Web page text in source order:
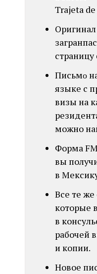
Trajeta
Письмο
языкe c
визы нa
можно
Форма
вы
в
Все те
которые
в
рабочей
и копии.
Новое